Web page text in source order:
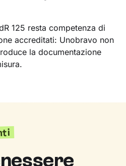
125 resta competenza di
accreditati: Unobravo non
la documentazione